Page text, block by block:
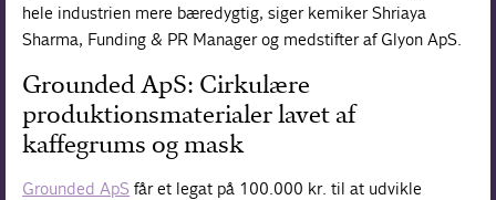
hele industrien mere bæredygtig, siger kemiker Shriaya
Sharma, Funding & PR Manager og medstifter af Glyon ApS.
Grounded ApS: Cirkulære
produktionsmaterialer lavet af
kaffegrums og mask
Grounded ApS får et legat på 100.000 kr. til at udvikle